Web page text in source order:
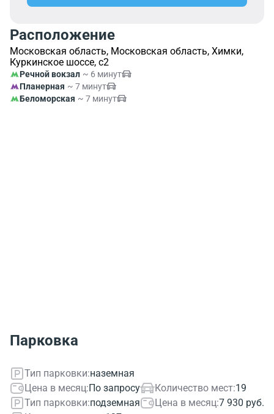
Расположение
Московская область, Московская область, Химки,
Куркинское шоссе, с2
Речной вокзал ~ 6 минут
Планерная ~ 7 минут
Беломорская ~ 7 минут
Парковка
Тип парковки:наземная
Цена в месяц:По запросу Количество мест:19
Тип парковки:подземная Цена в месяц:7 930 руб.